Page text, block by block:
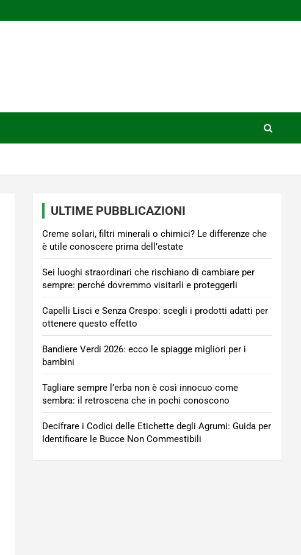
ULTIME PUBBLICAZIONI
Creme solari, filtri minerali o chimici? Le differenze che
è utile conoscere prima dell’estate
Sei luoghi straordinari che rischiano di cambiare per
sempre: perché dovremmo visitarli e proteggerli
Capelli Lisci e Senza Crespo: scegli i prodotti adatti per
ottenere questo effetto
Bandiere Verdi 2026: ecco le spiagge migliori per i
bambini
Tagliare sempre l’erba non è così innocuo come
sembra: il retroscena che in pochi conoscono
Decifrare i Codici delle Etichette degli Agrumi: Guida per
Identificare le Bucce Non Commestibili